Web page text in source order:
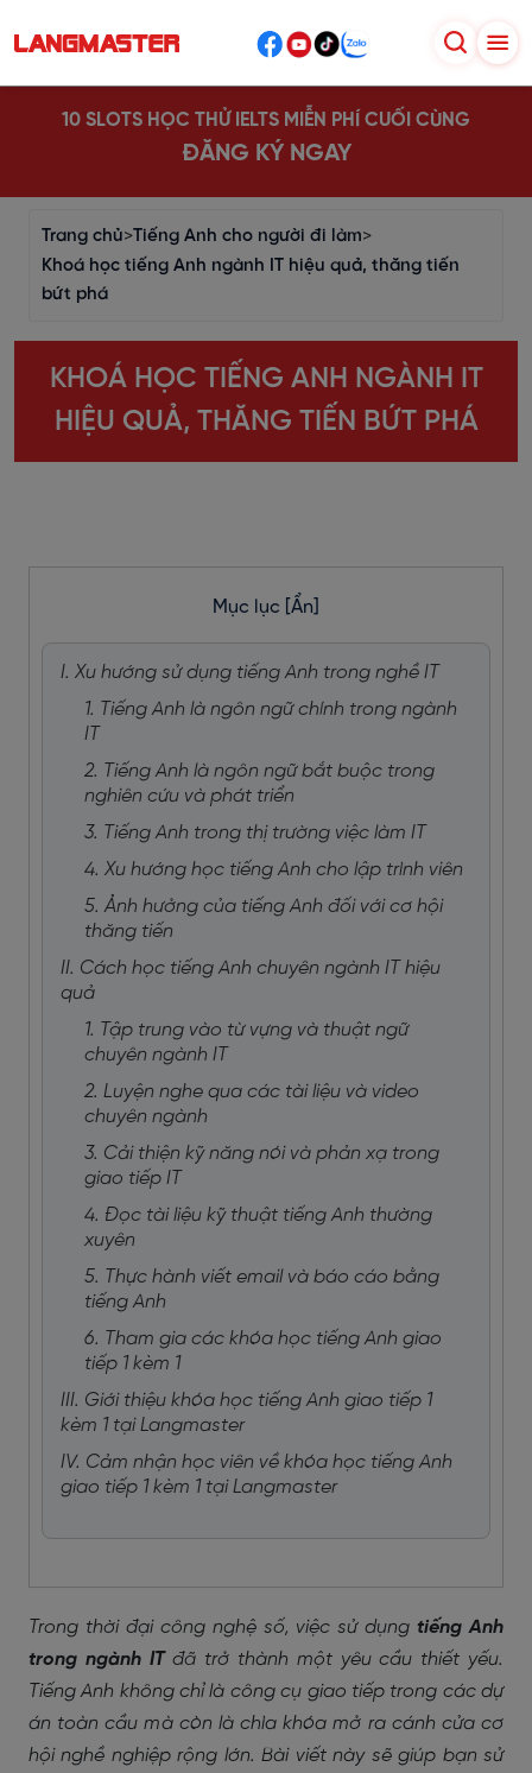
10 SLOTS HỌC THỬ IELTS MIỄN PHÍ CUỐI CÙNG
ĐĂNG KÝ NGAY
Trang chủ>Tiếng Anh cho người đi làm>
Khoá học tiếng Anh ngành IT hiệu quả, thăng tiến
bứt phá
KHOÁ HỌC TIẾNG ANH NGÀNH IT
HIỆU QUẢ, THĂNG TIẾN BỨT PHÁ
Mục lục [Ẩn]
I. Xu hướng sử dụng tiếng Anh trong nghề IT
1. Tiếng Anh là ngôn ngữ chính trong ngành
IT
2. Tiếng Anh là ngôn ngữ bắt buộc trong
nghiên cứu và phát triển
3. Tiếng Anh trong thị trường việc làm IT
4. Xu hướng học tiếng Anh cho lập trình viên
5. Ảnh hưởng của tiếng Anh đối với cơ hội
thăng tiến
II. Cách học tiếng Anh chuyên ngành IT hiệu
quả
1. Tập trung vào từ vựng và thuật ngữ
chuyên ngành IT
2. Luyện nghe qua các tài liệu và video
chuyên ngành
3. Cải thiện kỹ năng nói và phản xạ trong
giao tiếp IT
4. Đọc tài liệu kỹ thuật tiếng Anh thường
xuyên
5. Thực hành viết email và báo cáo bằng
tiếng Anh
6. Tham gia các khóa học tiếng Anh giao
tiếp 1 kèm 1
III. Giới thiệu khóa học tiếng Anh giao tiếp 1
kèm 1 tại Langmaster
IV. Cảm nhận học viên về khóa học tiếng Anh
giao tiếp 1 kèm 1 tại Langmaster
Trong thời đại công nghệ số, việc sử dụngtiếng Anh
trong ngành ITđã trở thành một yêu cầu thiết yếu.
Tiếng Anh không chỉ là công cụ giao tiếp trong các dự
án toàn cầu mà còn là chìa khóa mở ra cánh cửa cơ
hội nghề nghiệp rộng lớn. Bài viết này sẽ giúp bạn sử